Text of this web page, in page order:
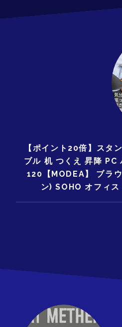
【ポイント20倍】スタ
ブル 机 つくえ 昇降 PC
120【MODEA】 ブラ
ン) SOHO オフィ